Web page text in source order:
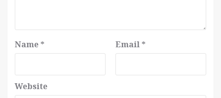
Name * Email *
Website